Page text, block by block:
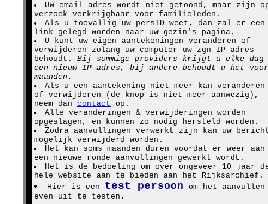
Uw email adres wordt niet getoond, maar zijn
verzoek verkrijgbaar voor familieleden.
Als u toevallig uw persID weet, dan zal er een
link gelegd worden naar uw gezin's pagina.
U kunt uw eigen aantekeningen veranderen of
verwijderen zolang uw computer uw zgn IP-adres
behoudt. Bij sommige providers krijgt u elke dag
een nieuw IP-adres, bij andere behoudt u het voor
maanden.
Als u een aantekening niet meer kan veranderen
of verwijderen (de knop is niet meer aanwezig),
neem dan contact op.
Alle veranderingen & verwijderingen worden
opgeslagen, en kunnen zo nodig hersteld worden.
Zodra aanvullingen verwerkt zijn kan uw
mogelijk verwijderd worden.
Het kan soms maanden duren voordat er weer aan
een nieuwe ronde aanvullingen gewerkt wordt.
Het is de bedoeling om over ongeveer 10 jaar
hele website aan te bieden aan het Rijksarchief.
Hier is een test persoon om het aanvullen
even uit te testen.